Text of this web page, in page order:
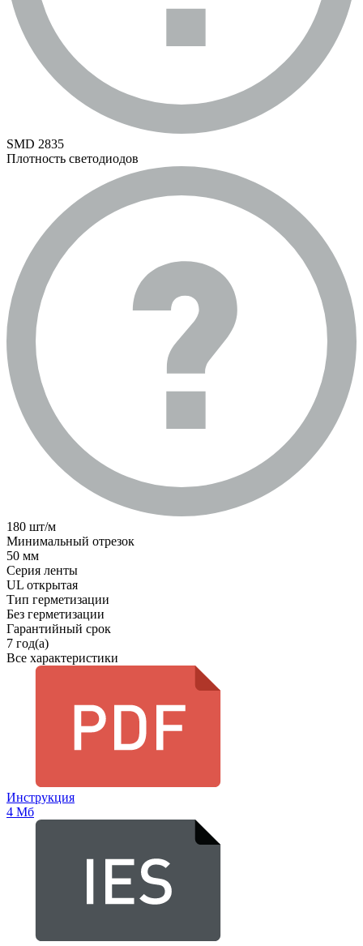
SMD 2835
Плотность светодиодов
180 шт/м
Минимальный отрезок
50 мм
Серия ленты
UL открытая
Тип герметизации
Без герметизации
Гарантийный срок
7 год(а)
Все характеристики
Инструкция
4 Мб